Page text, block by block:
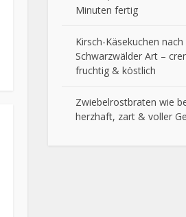
Minuten fertig
Kirsch-Käsekuchen nach
Schwarzwälder Art –
fruchtig & köstlich
Zwiebelrostbraten wie
herzhaft, zart & voller